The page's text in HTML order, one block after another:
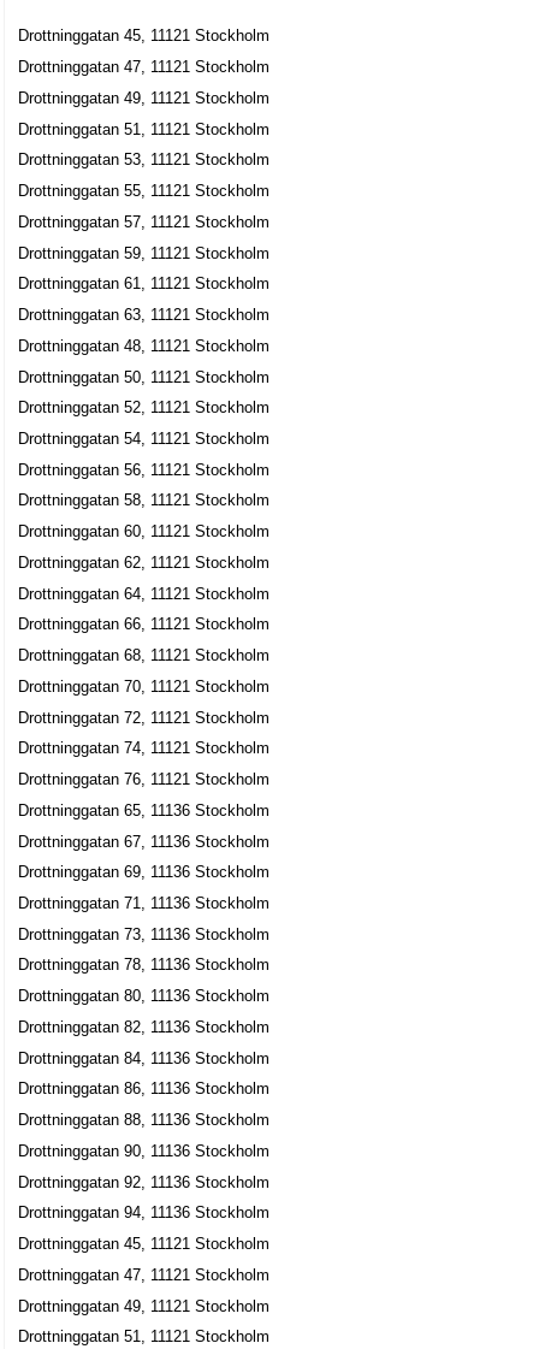
08-4407330
Drottninggatan 101, 11360 Stockholm
karamel AB
Carl Johan Mikael Rhedin
Drottninggatan 101, 11360 Stockholm
Livia Care AB
Zahra Bourdouane Chadly
Drottninggatan 101, 11360 Stockholm
BRF Stjärnfallet 15
Gunnar Ingemar Kry
Drottninggatan 101, 11360 Stockholm
Jahaa HB
070-5924002
Drottninggatan 101 1 Tr, 11360 Stockholm
ID Förvaltning AB
Ingvar Fritz Dahlberg
08-54588555
Marita Karle AB
Kerstin Gun Marita Karle
Drottninggatan 101 2 Tr, 11360 Stockholm
Marita Karle Holding AB
08-6130830
Drottninggatan 101 2 Tr, 11360 Stockholm
Motaghian & Mottaghian Real Estate HB
Mehdi Mikael Motaghian
Drottninggatan 101 4tr, 11360 Stockholm
Livia AB
Zahra Bourdouane Chadly
08-52 22 83 10
Arneson, Björn
Björn Arne Arneson
Drottninggatan 101 Lgh 1204, 11360 Stockholm
InCoNet
Drottninggatan 101 Lgh 1406, 11360 Stockholm
Drottninggatan 45, 11121 Stockholm
Drottninggatan 47, 11121 Stockholm
Drottninggatan 49, 11121 Stockholm
Drottninggatan 51, 11121 Stockholm
Drottninggatan 53, 11121 Stockholm
Drottninggatan 55, 11121 Stockholm
Drottninggatan 57, 11121 Stockholm
Drottninggatan 59, 11121 Stockholm
Drottninggatan 61, 11121 Stockholm
Drottninggatan 63, 11121 Stockholm
Drottninggatan 48, 11121 Stockholm
Drottninggatan 50, 11121 Stockholm
Drottninggatan 52, 11121 Stockholm
Drottninggatan 54, 11121 Stockholm
Drottninggatan 56, 11121 Stockholm
Drottninggatan 58, 11121 Stockholm
Drottninggatan 60, 11121 Stockholm
Drottninggatan 62, 11121 Stockholm
Drottninggatan 64, 11121 Stockholm
Drottninggatan 66, 11121 Stockholm
Drottninggatan 68, 11121 Stockholm
Drottninggatan 70, 11121 Stockholm
Drottninggatan 72, 11121 Stockholm
Drottninggatan 74, 11121 Stockholm
Drottninggatan 76, 11121 Stockholm
Drottninggatan 65, 11136 Stockholm
Drottninggatan 67, 11136 Stockholm
Drottninggatan 69, 11136 Stockholm
Drottninggatan 71, 11136 Stockholm
Drottninggatan 73, 11136 Stockholm
Drottninggatan 78, 11136 Stockholm
Drottninggatan 80, 11136 Stockholm
Drottninggatan 82, 11136 Stockholm
Drottninggatan 84, 11136 Stockholm
Drottninggatan 86, 11136 Stockholm
Drottninggatan 88, 11136 Stockholm
Drottninggatan 90, 11136 Stockholm
Drottninggatan 92, 11136 Stockholm
Drottninggatan 94, 11136 Stockholm
Drottninggatan 45, 11121 Stockholm
Drottninggatan 47, 11121 Stockholm
Drottninggatan 49, 11121 Stockholm
Drottninggatan 51, 11121 Stockholm